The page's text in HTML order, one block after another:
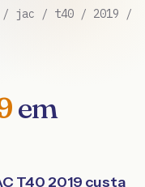
/ jac / t40 / 2019 /
em
T40 2019 custa